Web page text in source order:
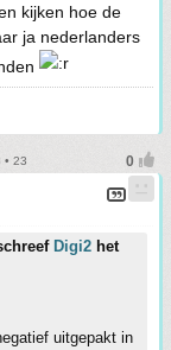
kijken hoe de
ja nederlanders
• 23
Digi2 het
uitgepakt in